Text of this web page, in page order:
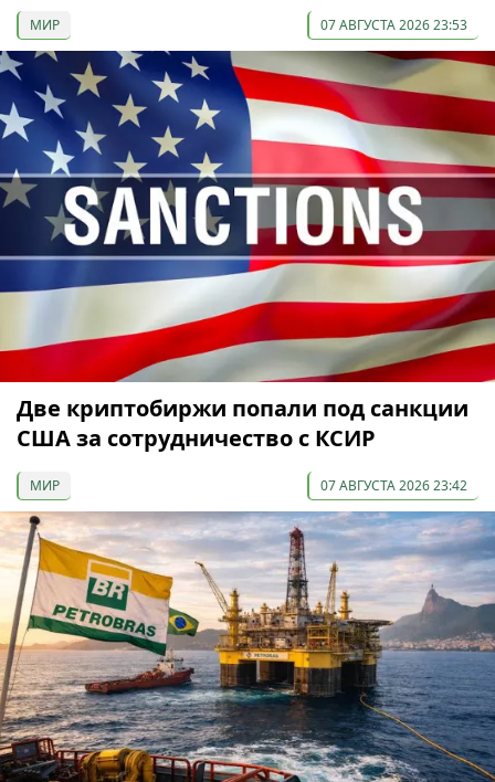
МИР 07 АВГУСТА 2026 23:53
Две криптобиржи попали под санкции
США за сотрудничество с КСИР
МИР 07 АВГУСТА 2026 23:42